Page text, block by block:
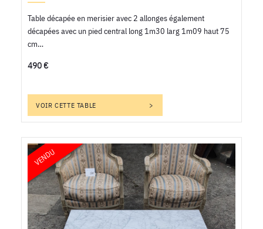
Table décapée en merisier avec 2 allonges également
décapées avec un pied central long 1m30 larg 1m09 haut 75
cm…
490 €
VOIR CETTE TABLE
VENDU